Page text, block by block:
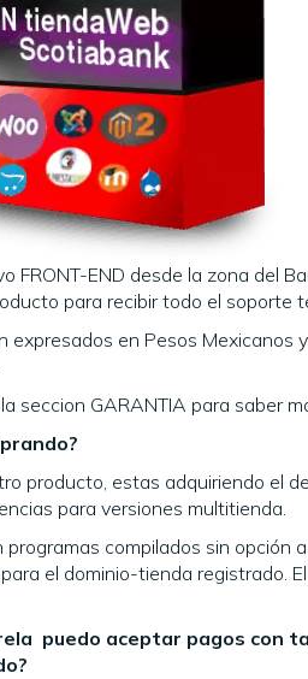
FRONT-END desde la zona del
para recibir todo el soporte
expresados en Pesos Mexicanos
seccion GARANTIA para saber
producto, estas adquiriendo el
para versiones multitienda.
programas compilados sin opción
el dominio-tienda registrado.
puedo aceptar pagos con